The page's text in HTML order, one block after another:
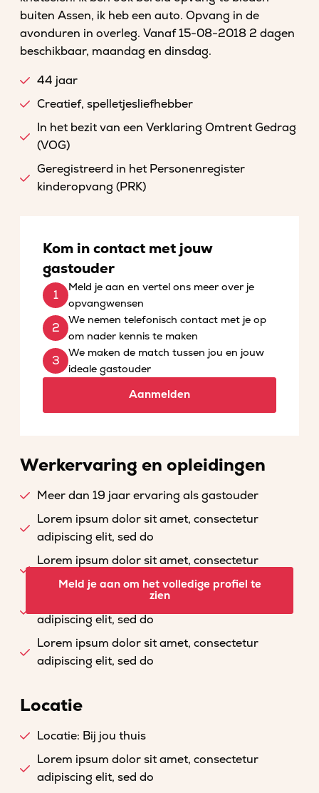
buiten Assen, ik heb een auto. Opvang in de
avonduren in overleg. Vanaf 15-08-2018 2 dagen
beschikbaar, maandag en dinsdag.
44 jaar
Creatief, spelletjesliefhebber
In het bezit van een Verklaring Omtrent Gedrag
(VOG)
Geregistreerd in het Personenregister
kinderopvang (PRK)
Kom in contact met jouw
gastouder
Meld je aan en vertel ons meer over je
opvangwensen
We nemen telefonisch contact met je op
om nader kennis te maken
We maken de match tussen jou en jouw
ideale gastouder
Aanmelden
Werkervaring en opleidingen
Meer dan 19 jaar ervaring als gastouder
Lorem ipsum dolor sit amet, consectetur
adipiscing elit, sed do
Lorem ipsum dolor sit amet, consectetur
adipiscing elit, sed do
Lorem ipsum dolor sit amet, consectetur
adipiscing elit, sed do
Lorem ipsum dolor sit amet, consectetur
adipiscing elit, sed do
Meld je aan om het volledige profiel te
zien
Locatie
Locatie: Bij jou thuis
Lorem ipsum dolor sit amet, consectetur
adipiscing elit, sed do